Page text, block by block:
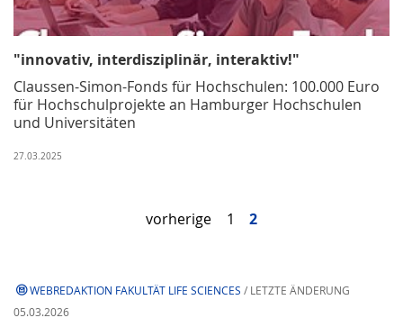
"innovativ, interdisziplinär, interaktiv!"
Claussen-Simon-Fonds für Hochschulen: 100.000 Euro
für Hochschulprojekte an Hamburger Hochschulen
und Universitäten
27.03.2025
vorherige 1 2
WEBREDAKTION FAKULTÄT LIFE SCIENCES / LETZTE ÄNDERUNG
05.03.2026